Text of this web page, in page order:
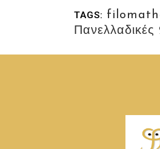
TAGS:
Πανελλαδικές